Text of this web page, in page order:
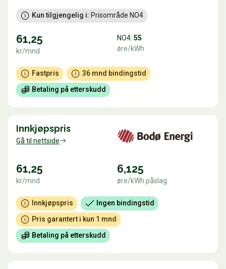
Kun tilgjengelig i: Prisområde NO4
61,25
kr/mnd
NO4: 55
øre/kWh
Fastpris
36 mnd bindingstid
Betaling på etterskudd
Innkjøpspris
Gå til nettside
61,25
kr/mnd
6,125
øre/kWh påslag
Innkjøpspris
Ingen bindingstid
Pris garantert i kun 1 mnd
Betaling på etterskudd